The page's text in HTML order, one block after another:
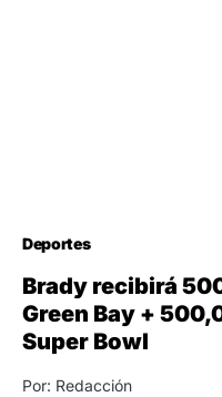
Deportes
Brady recibirá
Green Bay +
Super Bowl
Por: Redacción